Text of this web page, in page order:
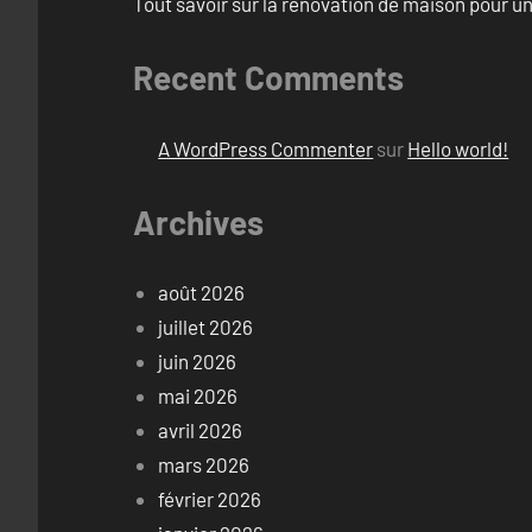
Recent Comments
A WordPress Commenter sur Hello world!
Archives
août 2026
juillet 2026
juin 2026
mai 2026
avril 2026
mars 2026
février 2026